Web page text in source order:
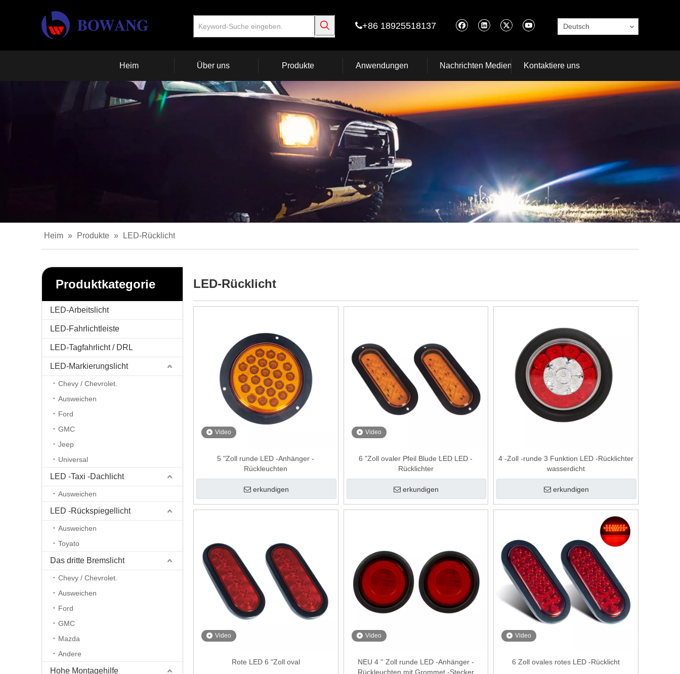
+86 18925518137 Deutsch
Heim Über uns Produkte Anwendungen Nachrichten Medien Kontaktiere uns
Heim » Produkte » LED-Rücklicht
Produktkategorie
LED-Arbeitslicht
LED-Fahrlichtleiste
LED-Tagfahrlicht / DRL
LED-Markierungslicht
Chevy / Chevrolet.
Ausweichen
Ford
GMC
Jeep
Universal
LED -Taxi -Dachlicht
Ausweichen
LED -Rückspiegellicht
Ausweichen
Toyato
Das dritte Bremslicht
Chevy / Chevrolet.
Ausweichen
Ford
GMC
Mazda
Andere
Hohe Montagehilfe
LED-Rücklicht
Video
5 "Zoll runde LED -Anhänger -
Rückleuchten
erkundigen
Video
6 "Zoll ovaler Pfeil Blude LED LED -
Rücklichter
erkundigen
4 -Zoll -runde 3 Funktion LED -Rücklichter
wasserdicht
erkundigen
Video
Rote LED 6 "Zoll oval
Video
NEU 4 '' Zoll runde LED -Anhänger -
Rückleuchten mit Grommet -Stecker
Video
6 Zoll ovales rotes LED -Rücklicht